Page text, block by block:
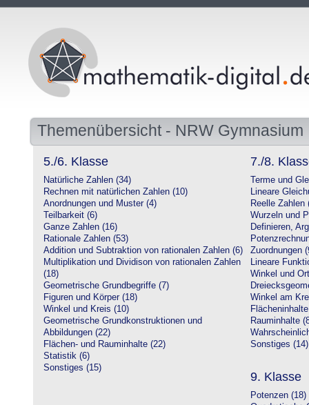
Themenübersicht - NRW Gymnasium
5./6. Klasse
Natürliche Zahlen (34)
Rechnen mit natürlichen Zahlen (10)
Anordnungen und Muster (4)
Teilbarkeit (6)
Ganze Zahlen (16)
Rationale Zahlen (53)
Addition und Subtraktion von rationalen Zahlen (6)
Multiplikation und Dividison von rationalen Zahlen
(18)
Geometrische Grundbegriffe (7)
Figuren und Körper (18)
Winkel und Kreis (10)
Geometrische Grundkonstruktionen und
Abbildungen (22)
Flächen- und Rauminhalte (22)
Statistik (6)
Sonstiges (15)
7./8.
Terme und
Lineare
Reelle Zahlen
Wurzeln und
Definieren,
Zuordnungen
Lineare
Winkel und
Winkel am
Rauminhalte
Sonstiges (14)
9. Klasse
Potenzen (18)